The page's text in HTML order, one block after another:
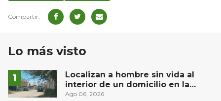
Lo más visto
Localizan a hombre sin vida al
interior de un domicilio en la
comunidad El Rodeo, San Juan del
Ago 06, 2026